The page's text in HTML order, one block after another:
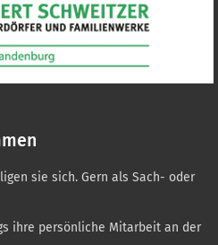
sie sich. Gern als Sach- oder
ihre persönliche Mitarbeit an der